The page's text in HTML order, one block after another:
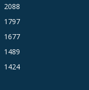
2088
1797
1677
1489
1424